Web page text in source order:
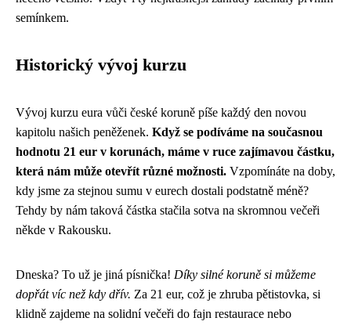
semínkem.
Historický vývoj kurzu
Vývoj kurzu eura vůči české koruně píše každý den novou
kapitolu našich peněženek. Když se podíváme na současnou
hodnotu 21 eur v korunách, máme v ruce zajímavou částku,
která nám může otevřít různé možnosti. Vzpomínáte na doby,
kdy jsme za stejnou sumu v eurech dostali podstatně méně?
Tehdy by nám taková částka stačila sotva na skromnou večeři
někde v Rakousku.
Dneska? To už je jiná písnička! Díky silné koruně si můžeme
dopřát víc než kdy dřív. Za 21 eur, což je zhruba pětistovka, si
klidně zajdeme na solidní večeři do fajn restaurace nebo